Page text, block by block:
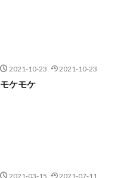
2021-10-23 2021-10-23
モケモケ
2021-03-15 2021-07-11